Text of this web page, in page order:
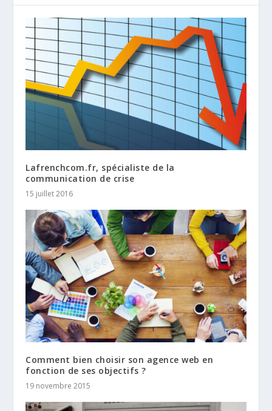
Lafrenchcom.fr, spécialiste de la
communication de crise
15 juillet 2016
Comment bien choisir son agence web en
fonction de ses objectifs ?
19 novembre 2015